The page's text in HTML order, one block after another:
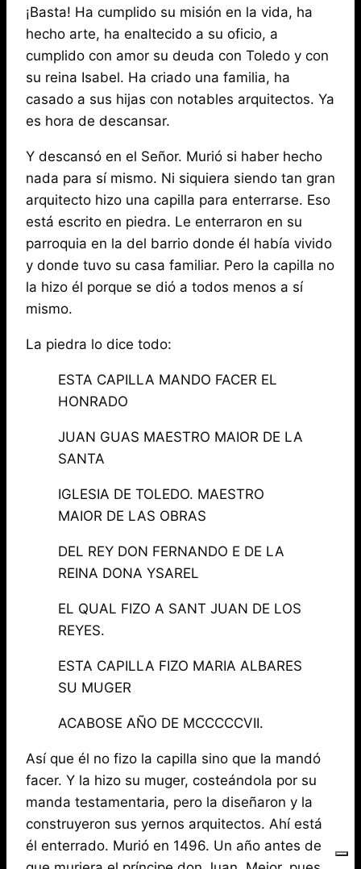
¡Basta! Ha cumplido su misión en la vida, ha
hecho arte, ha enaltecido a su oficio, a
cumplido con amor su deuda con Toledo y con
su reina Isabel. Ha criado una familia, ha
casado a sus hijas con notables arquitectos. Ya
es hora de descansar.
Y descansó en el Señor. Murió si haber hecho
nada para sí mismo. Ni siquiera siendo tan gran
arquitecto hizo una capilla para enterrarse. Eso
está escrito en piedra. Le enterraron en su
parroquia en la del barrio donde él había vivido
y donde tuvo su casa familiar. Pero la capilla no
la hizo él porque se dió a todos menos a sí
mismo.
La piedra lo dice todo:
ESTA CAPILLA MANDO FACER EL
HONRADO
JUAN GUAS MAESTRO MAIOR DE LA
SANTA
IGLESIA DE TOLEDO. MAESTRO
MAIOR DE LAS OBRAS
DEL REY DON FERNANDO E DE LA
REINA DONA YSAREL
EL QUAL FIZO A SANT JUAN DE LOS
REYES.
ESTA CAPILLA FIZO MARIA ALBARES
SU MUGER
ACABOSE AÑO DE MCCCCCVII.
Así que él no fizo la capilla sino que la mandó
facer. Y la hizo su muger, costeándola por su
manda testamentaria, pero la diseñaron y la
construyeron sus yernos arquitectos. Ahí está
él enterrado. Murió en 1496. Un año antes de